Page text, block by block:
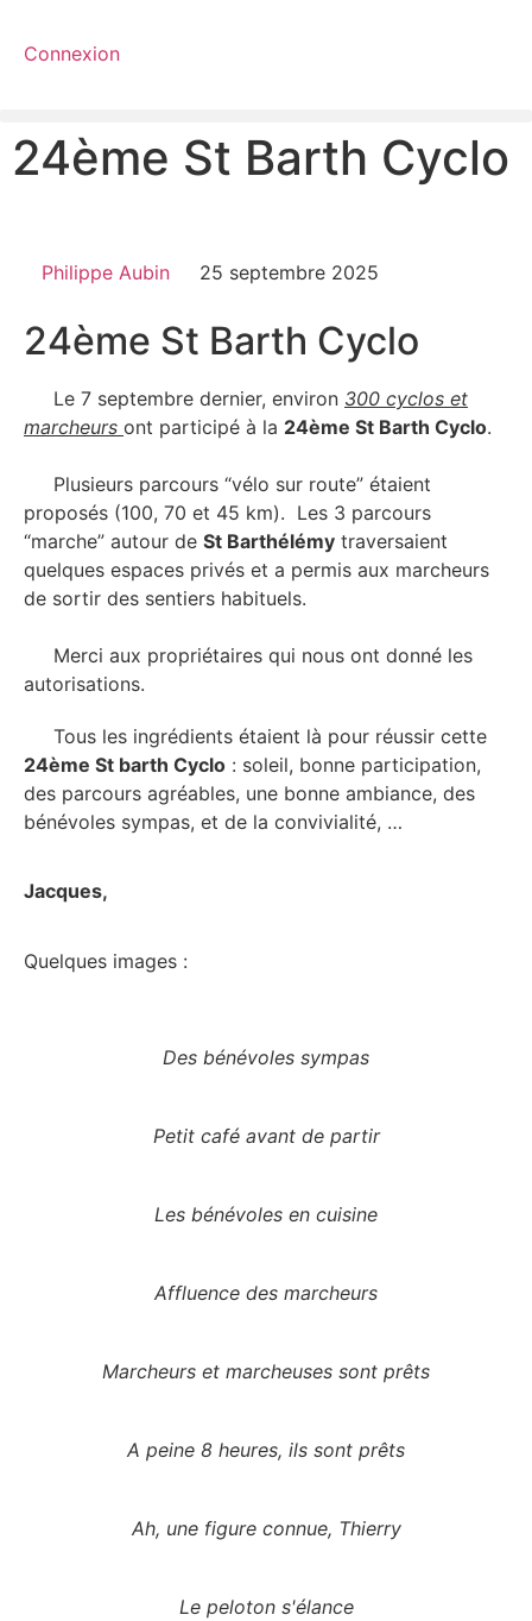
Connexion
24ème St Barth Cyclo
Philippe Aubin 25 septembre 2025
24ème St Barth Cyclo
Le 7 septembre dernier, environ 300 cyclos et
marcheurs ont participé à la 24ème St Barth Cyclo.
Plusieurs parcours “vélo sur route” étaient
proposés (100, 70 et 45 km). Les 3 parcours
“marche” autour de St Barthélémy traversaient
quelques espaces privés et a permis aux marcheurs
de sortir des sentiers habituels.
Merci aux propriétaires qui nous ont donné les
autorisations.
Tous les ingrédients étaient là pour réussir cette
24ème St barth Cyclo : soleil, bonne participation,
des parcours agréables, une bonne ambiance, des
bénévoles sympas, et de la convivialité, …
Jacques,
Quelques images :
Des bénévoles sympas
Petit café avant de partir
Les bénévoles en cuisine
Affluence des marcheurs
Marcheurs et marcheuses sont prêts
A peine 8 heures, ils sont prêts
Ah, une figure connue, Thierry
Le peloton s'élance